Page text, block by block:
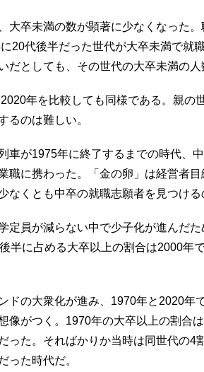
大卒未満の数が顕著に少なくなった
20代後半だった世代が大卒未満で就
だとしても、その世代の大卒未満の人
年を比較しても同様である。親の
るのは難しい。
車が1975年に終了するまでの時代、
職に携わった。「金の卵」は経営者
なくとも中卒の就職志願者を見つける
定員が減らない中で少子化が進んだ
半に占める大卒以上の割合は2000年
ドの大衆化が進み、1970年と2020年
像がつく。1970年の大卒以上の割合
った。そればかりか当時は同世代の4
った時代だ。